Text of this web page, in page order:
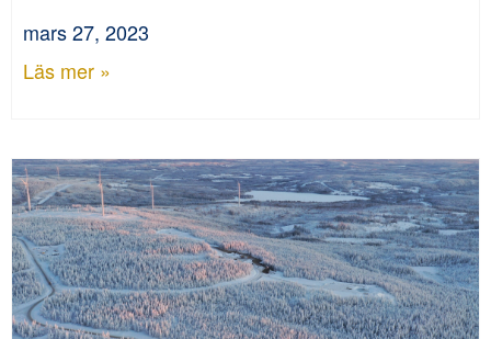
mars 27, 2023
Läs mer »